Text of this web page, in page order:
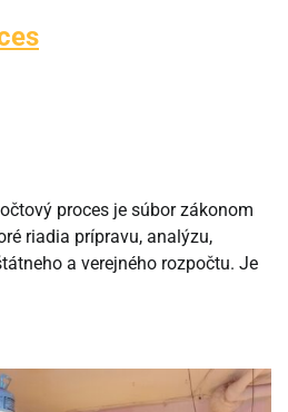
proces je súbor zákonom
riadia prípravu, analýzu,
a verejného rozpočtu. Je